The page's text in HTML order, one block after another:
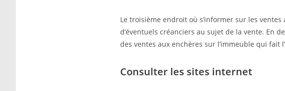
Le troisième endroit où s’informer sur les
d’éventuels créanciers au sujet de la vente. En
des ventes aux enchères sur l’immeuble qui fait
Consulter les sites internet